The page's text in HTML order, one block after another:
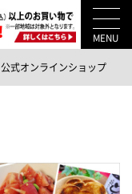
MENU
公式オンラインショップ